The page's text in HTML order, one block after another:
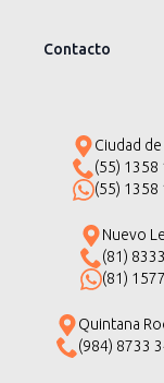
Contacto
Ciudad
(55) 1358
(55) 1358
Nuevo
(81)
(81)
Quintana
(984) 8733